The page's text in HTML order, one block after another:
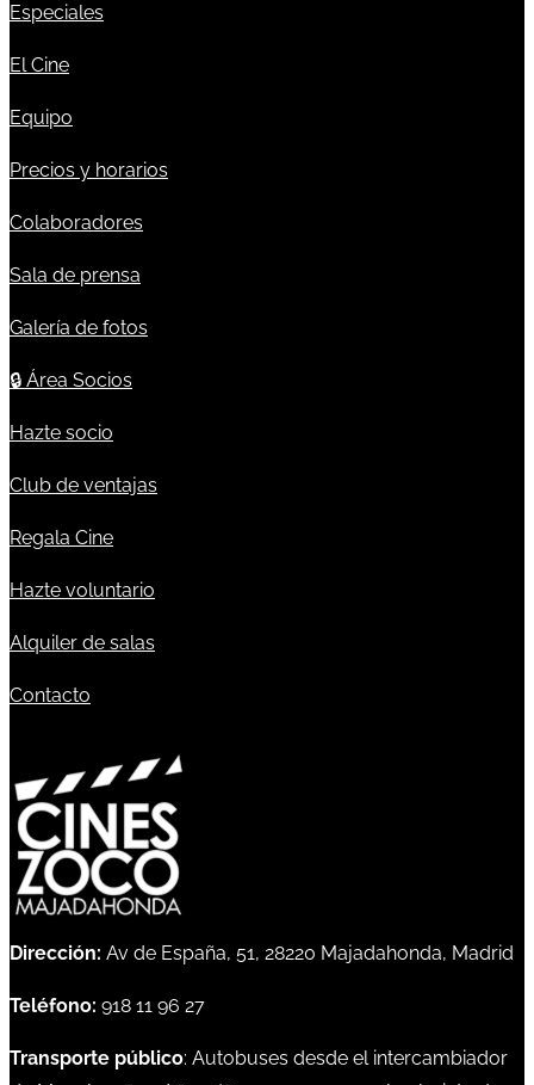
Especiales
El Cine
Equipo
Precios y horarios
Colaboradores
Sala de prensa
Galería de fotos
🔒 Área Socios
Hazte socio
Club de ventajas
Regala Cine
Hazte voluntario
Alquiler de salas
Contacto
Dirección: Av de España, 51, 28220 Majadahonda, Madrid
Teléfono: 918 11 96 27
Transporte público: Autobuses desde el intercambiador